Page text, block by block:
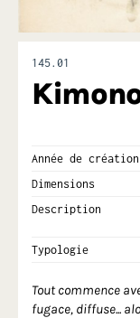
145.01
Année de création
Dimensions
Description
Typologie
Tout commence
fugace, diffuse...